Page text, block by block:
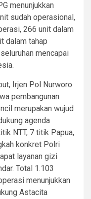
menunjukkan
sudah operasional,
266 unit dalam
dalam tahap
mencapai
Irjen Pol Nurworo
pembangunan
merupakan wujud
agenda
NTT, 7 titik Papua,
konkret Polri
layanan gizi
Total 1.103
menunjukkan
Astacita